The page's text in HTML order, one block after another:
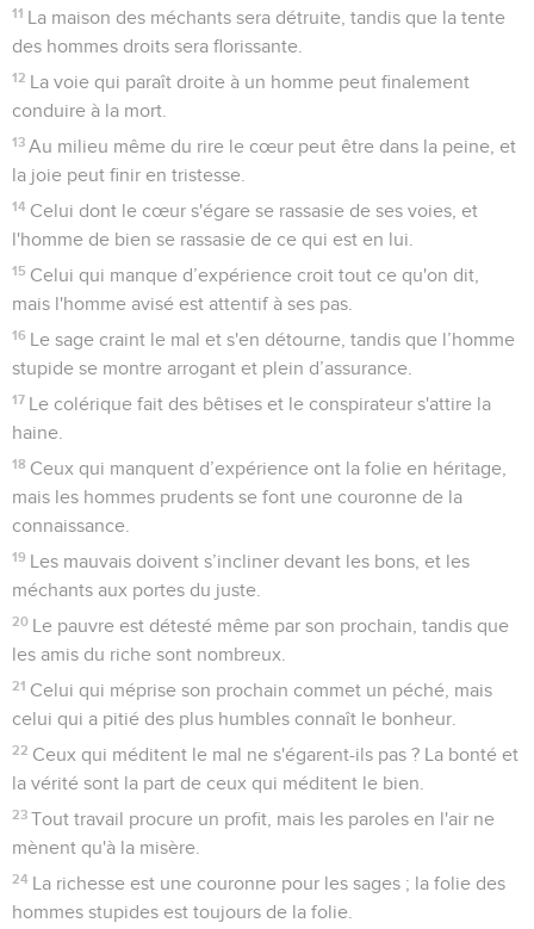
11 La maison des méchants sera détruite, tandis que la tente
des hommes droits sera florissante.
12 La voie qui paraît droite à un homme peut finalement
conduire à la mort.
13 Au milieu même du rire le cœur peut être dans la peine, et
la joie peut finir en tristesse.
14 Celui dont le cœur s'égare se rassasie de ses voies, et
l'homme de bien se rassasie de ce qui est en lui.
15 Celui qui manque d’expérience croit tout ce qu'on dit,
mais l'homme avisé est attentif à ses pas.
16 Le sage craint le mal et s'en détourne, tandis que l’homme
stupide se montre arrogant et plein d’assurance.
17 Le colérique fait des bêtises et le conspirateur s'attire la
haine.
18 Ceux qui manquent d’expérience ont la folie en héritage,
mais les hommes prudents se font une couronne de la
connaissance.
19 Les mauvais doivent s’incliner devant les bons, et les
méchants aux portes du juste.
20 Le pauvre est détesté même par son prochain, tandis que
les amis du riche sont nombreux.
21 Celui qui méprise son prochain commet un péché, mais
celui qui a pitié des plus humbles connaît le bonheur.
22 Ceux qui méditent le mal ne s'égarent-ils pas ? La bonté et
la vérité sont la part de ceux qui méditent le bien.
23 Tout travail procure un profit, mais les paroles en l'air ne
mènent qu'à la misère.
24 La richesse est une couronne pour les sages ; la folie des
hommes stupides est toujours de la folie.